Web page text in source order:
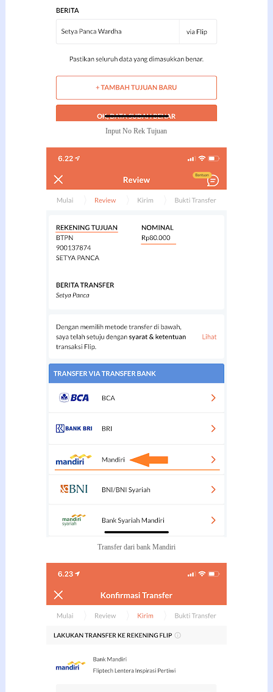
Input No Rek Tujuan
Transfer dari bank Mandiri